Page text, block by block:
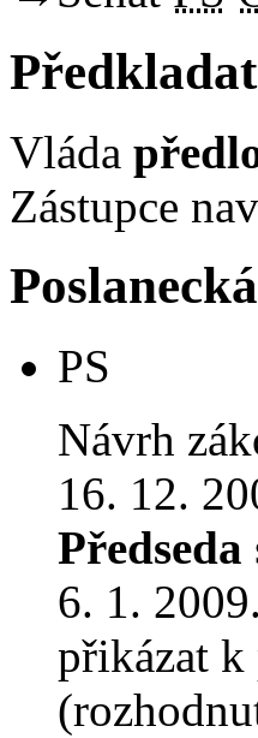
Vláda
Zástupce
PS
Návrh
16. 12.
Předseda
6. 1.
přikázat